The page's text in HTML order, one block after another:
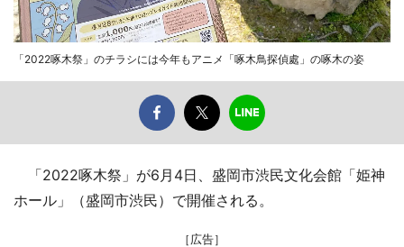
「2022啄木祭」のチラシには今年もアニメ「啄木鳥探偵處」の啄木の姿
「2022啄木祭」が6月4日、盛岡市渋民文化会館「姫神
ホール」（盛岡市渋民）で開催される。
［広告］